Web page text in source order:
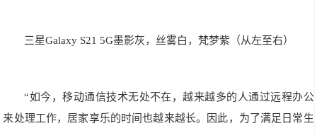
三星Galaxy S21 5G墨影灰，丝雾白，梵梦紫（从左至右）
“如今，移动通信技术无处不在，越来越多的人通过远程办公
来处理工作，居家享乐的时间也越来越长。因此，为了满足日常生